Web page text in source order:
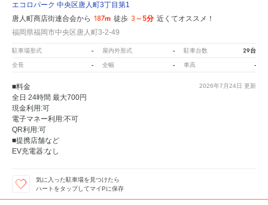
エコロパーク 中央区唐人町3丁目第1
唐人町商店街連合会から 187m 徒歩 3～5分 近くてオススメ！
福岡県福岡市中央区唐人町3-2-49
駐車場形式 - 屋内外形式 - 駐車台数 29台
全長 - 全幅 - 車高 -
2026年7月24日 更新
■料金
全日 24時間 最大700円
現金利用:可
電子マネー利用:不可
QR利用:可
■提携店舗など
EV充電器:なし
気に入った駐車場を見つけたら
ハートをタップしてマイPに保存